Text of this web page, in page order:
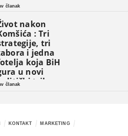
članak
nakon
: Tri
tri
i jedna
koja BiH
u novi
triler
članak
KONTAKT
MARKETING